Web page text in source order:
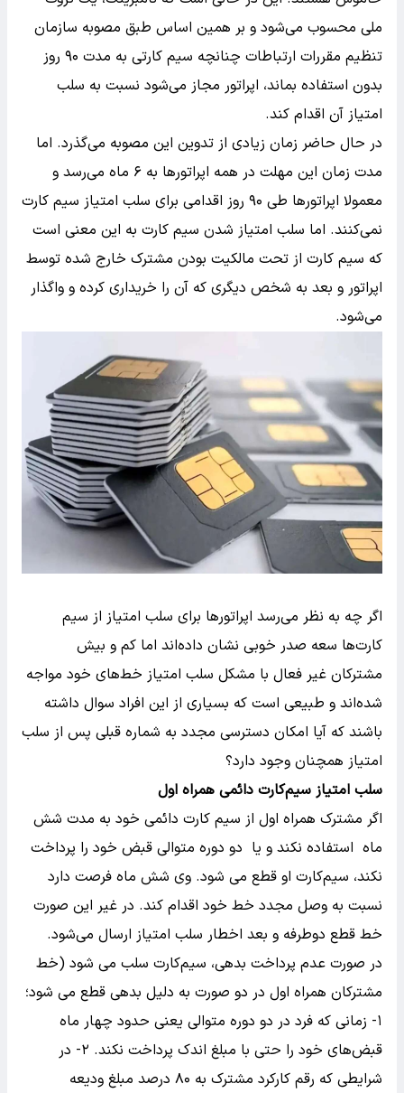
ملی محسوب می‌شود و بر همین اساس طبق مصوبه سازمان
تنظیم مقررات ارتباطات چنانچه سیم کارتی به مدت ۹۰ روز
بدون استفاده بماند، اپراتور مجاز می‌شود نسبت به سلب
امتیاز آن اقدام کند.
در حال حاضر زمان زیادی از تدوین این مصوبه می‌گذرد. اما
مدت زمان این مهلت در همه اپراتورها به ۶ ماه می‌رسد و
معمولا اپراتورها طی ۹۰ روز اقدامی برای سلب امتیاز سیم کارت
نمی‌کنند. اما سلب امتیاز شدن سیم کارت به این معنی است
که سیم کارت از تحت مالکیت بودن مشترک خارج شده توسط
اپراتور و بعد به شخص دیگری که آن را خریداری کرده و واگذار
می‌شود.
اگر چه به نظر می‌رسد اپراتورها برای سلب امتیاز از سیم
کارت‌ها سعه صدر خوبی نشان داده‌اند اما کم و بیش
مشترکان غیر فعال با مشکل سلب امتیاز خط‌های خود مواجه
شده‌اند و طبیعی است که بسیاری از این افراد سوال داشته
باشند که آیا امکان دسترسی مجدد به شماره قبلی پس از سلب
امتیاز همچنان وجود دارد؟
سلب امتیاز سیم‌کارت دائمی همراه اول
اگر مشترک همراه اول از سیم کارت دائمی خود به مدت شش
ماه استفاده نکند و یا دو دوره متوالی قبض خود را پرداخت
نکند، سیم‌کارت او قطع می شود. وی شش ماه فرصت دارد
نسبت به وصل مجدد خط خود اقدام کند. در غیر این صورت
خط قطع دوطرفه و بعد اخطار سلب امتیاز ارسال می‌شود.
در صورت عدم پرداخت بدهی، سیم‌کارت سلب می شود (خط
مشترکان همراه اول در دو صورت به دلیل بدهی قطع می شود؛
۱- زمانی که فرد در دو دوره متوالی یعنی حدود چهار ماه
قبض‌های خود را حتی با مبلغ اندک پرداخت نکند. ۲- در
شرایطی که رقم کارکرد مشترک به ۸۰ درصد مبلغ ودیعه